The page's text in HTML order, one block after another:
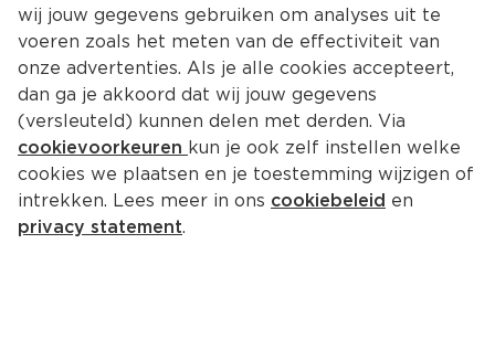
wij jouw gegevens gebruiken om analyses uit te
voeren zoals het meten van de effectiviteit van
onze advertenties. Als je alle cookies accepteert,
dan ga je akkoord dat wij jouw gegevens
(versleuteld) kunnen delen met derden. Via
cookievoorkeuren kun je ook zelf instellen welke
cookies we plaatsen en je toestemming wijzigen of
intrekken. Lees meer in ons cookiebeleid en
privacy statement.